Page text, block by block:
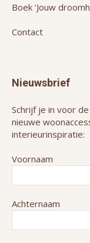
Boek ‘Jouw
Contact
Nieuwsbrief
Schrijf je in voor
nieuwe
interieurinspiratie:
Voornaam
Achternaam